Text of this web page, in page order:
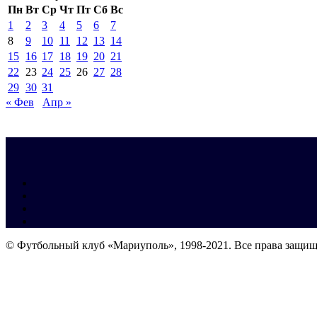
Пн Вт Ср Чт Пт Сб Вс
1
2 3 4 5 6
7
8
9 10 11 12 13 14
15 16 17 18 19 20 21
22
23 24 25 26 27 28
29 30 31
« Фев
Апр »
© Футбольный клуб «Мариуполь», 1998-2021. Все права